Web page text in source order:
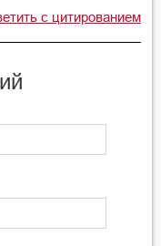
с цитированием